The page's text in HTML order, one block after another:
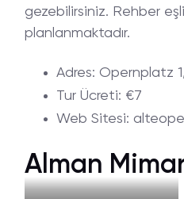
gezebilirsiniz. Rehber
planlanmaktadır.
Adres: Opernplatz
Tur Ücreti: €7
Web Sitesi:
Alman